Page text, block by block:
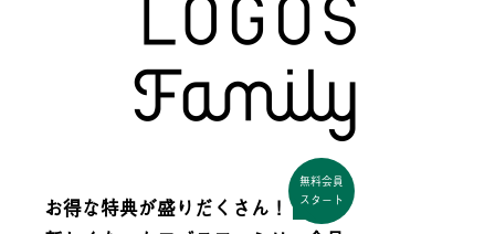
お得な特典が盛りだくさん！
無料会員
スタート